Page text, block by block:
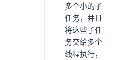
多个小的子
任务，并且
将这些子任
务交给多个
线程执行，